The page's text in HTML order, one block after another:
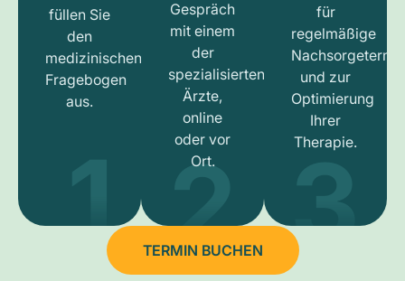
füllen Sie
den
medizinischen
Fragebogen
aus.
1
Gespräch
mit einem
der
spezialisierten
Ärzte,
online
oder vor
Ort.
2
für
regelmäßige
und zur
Optimierung
Ihrer
Therapie.
3
TERMIN BUCHEN